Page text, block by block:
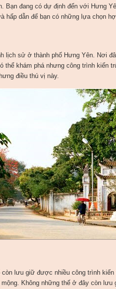
Bạn đang có dự định đến với Hưng
hấp dẫn để bạn có những lựa chọn
lịch sử ở thành phố Hưng Yên. Nơi
thể khám phá nhưng công trình kiến
điều thú vị này.
lưu giữ được nhiều công trình
Không những thế ở đây còn